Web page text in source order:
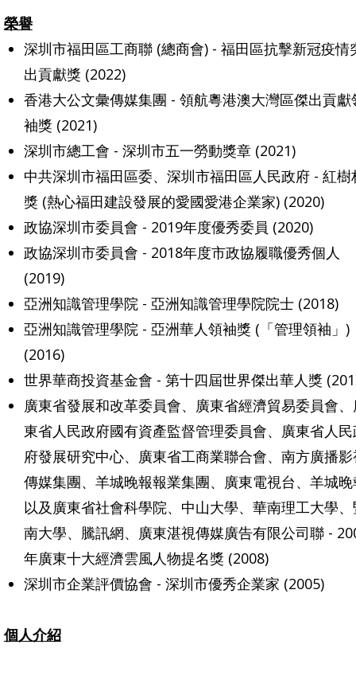
榮譽
深圳市福田區工商聯 (總商會) - 福田區抗擊新冠疫情
出貢獻獎 (2022)
香港大公文彙傳媒集團 - 領航粵港澳大灣區傑出貢獻
袖獎 (2021)
深圳市總工會 - 深圳市五一勞動獎章 (2021)
中共深圳市福田區委、深圳市福田區人民政府 - 紅樹
獎 (熱心福田建設發展的愛國愛港企業家) (2020)
政協深圳市委員會 - 2019年度優秀委員 (2020)
政協深圳市委員會 - 2018年度市政協履職優秀個人
(2019)
亞洲知識管理學院 - 亞洲知識管理學院院士 (2018)
亞洲知識管理學院 - 亞洲華人領袖獎 (「管理領袖」)
(2016)
世界華商投資基金會 - 第十四屆世界傑出華人獎
廣東省發展和改革委員會、廣東省經濟貿易委員會
東省人民政府國有資產監督管理委員會、廣東省人
府發展研究中心、廣東省工商業聯合會、南方廣播
傳媒集團、羊城晚報報業集團、廣東電視台、羊城
以及廣東省社會科學院、中山大學、華南理工大學
南大學、騰訊網、廣東湛視傳媒廣告有限公司聯 -
年廣東十大經濟雲風人物提名獎 (2008)
深圳市企業評價協會 - 深圳市優秀企業家 (2005)
個人介紹